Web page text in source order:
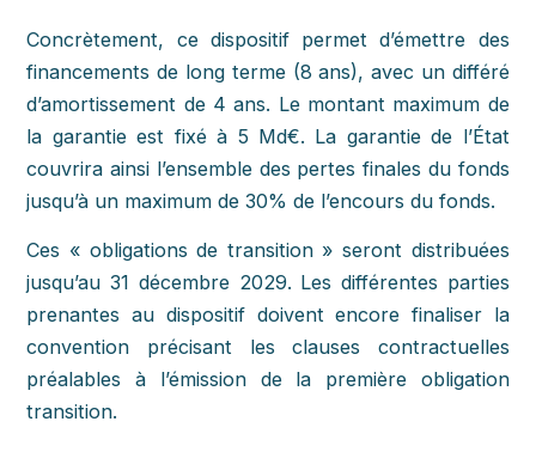
Concrètement, ce dispositif permet d’émettre des
financements de long terme (8 ans), avec un différé
d’amortissement de 4 ans. Le montant maximum de
la garantie est fixé à 5 Md€. La garantie de l’État
couvrira ainsi l’ensemble des pertes finales du fonds
jusqu’à un maximum de 30% de l’encours du fonds.
Ces « obligations de transition » seront distribuées
jusqu’au 31 décembre 2029. Les différentes parties
prenantes au dispositif doivent encore finaliser la
convention précisant les clauses contractuelles
préalables à l’émission de la première obligation
transition.